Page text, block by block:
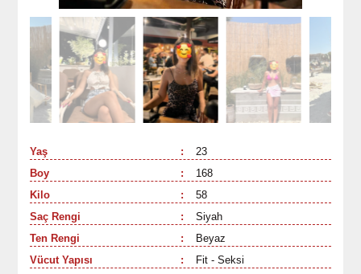
Yaş :
23
Boy
:
168
Kilo
:
58
Saç Rengi
:
Siyah
Ten Rengi
:
Beyaz
Vücut Yapısı
:
Fit - Seksi